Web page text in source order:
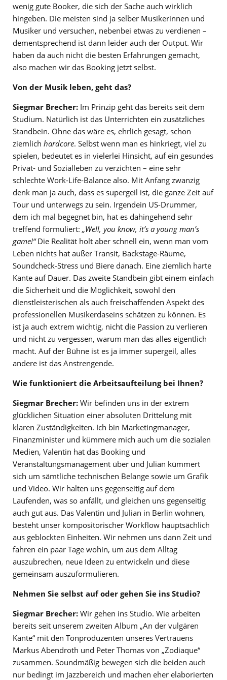
wenig gute Booker, die sich der Sache auch wirklich
hingeben. Die meisten sind ja selber Musikerinnen und
Musiker und versuchen, nebenbei etwas zu verdienen –
dementsprechend ist dann leider auch der Output. Wir
haben da auch nicht die besten Erfahrungen gemacht,
also machen wir das Booking jetzt selbst.
Von der Musik leben, geht das?
Siegmar Brecher: Im Prinzip geht das bereits seit dem
Studium. Natürlich ist das Unterrichten ein zusätzliches
Standbein. Ohne das wäre es, ehrlich gesagt, schon
ziemlich hardcore. Selbst wenn man es hinkriegt, viel zu
spielen, bedeutet es in vielerlei Hinsicht, auf ein gesundes
Privat- und Sozialleben zu verzichten – eine sehr
schlechte Work-Life-Balance also. Mit Anfang zwanzig
denk man ja auch, dass es supergeil ist, die ganze Zeit auf
Tour und unterwegs zu sein. Irgendein US-Drummer,
dem ich mal begegnet bin, hat es dahingehend sehr
treffend formuliert: „Well, you know, it’s a young man’s
game!“Die Realität holt aber schnell ein, wenn man vom
Leben nichts hat außer Transit, Backstage-Räume,
Soundcheck-Stress und Biere danach. Eine ziemlich harte
Kante auf Dauer. Das zweite Standbein gibt einem einfach
die Sicherheit und die Möglichkeit, sowohl den
dienstleisterischen als auch freischaffenden Aspekt des
professionellen Musikerdaseins schätzen zu können. Es
ist ja auch extrem wichtig, nicht die Passion zu verlieren
und nicht zu vergessen, warum man das alles eigentlich
macht. Auf der Bühne ist es ja immer supergeil, alles
andere ist das Anstrengende.
Wie funktioniert die Arbeitsaufteilung bei Ihnen?
Siegmar Brecher: Wir befinden uns in der extrem
glücklichen Situation einer absoluten Drittelung mit
klaren Zuständigkeiten. Ich bin Marketingmanager,
Finanzminister und kümmere mich auch um die sozialen
Medien, Valentin hat das Booking und
Veranstaltungsmanagement über und Julian kümmert
sich um sämtliche technischen Belange sowie um Grafik
und Video. Wir halten uns gegenseitig auf dem
Laufenden, was so anfällt, und gleichen uns gegenseitig
auch gut aus. Das Valentin und Julian in Berlin wohnen,
besteht unser kompositorischer Workflow hauptsächlich
aus geblockten Einheiten. Wir nehmen uns dann Zeit und
fahren ein paar Tage wohin, um aus dem Alltag
auszubrechen, neue Ideen zu entwickeln und diese
gemeinsam auszuformulieren.
Nehmen Sie selbst auf oder gehen Sie ins Studio?
Siegmar Brecher: Wir gehen ins Studio. Wie arbeiten
bereits seit unserem zweiten Album „An der vulgären
Kante“ mit den Tonproduzenten unseres Vertrauens
Markus Abendroth und Peter Thomas von „Zodiaque“
zusammen. Soundmäßig bewegen sich die beiden auch
nur bedingt im Jazzbereich und machen eher elaborierten